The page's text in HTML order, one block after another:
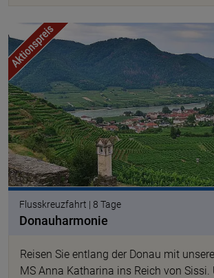
Flusskreuzfahrt | 8 Tage
Donauharmonie
Reisen Sie entlang der Donau mit
MS Anna Katharina ins Reich von Sissi.